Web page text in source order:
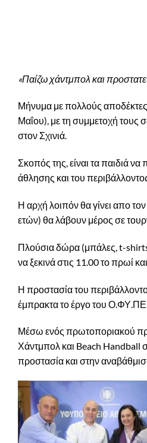
«Παίζω χάντμπολ και
Μήνυμα με πολλούς αποδέκτες
Μαΐου), με τη συμμετοχή τους
στον Σχινιά.
Σκοπός της, είναι τα παιδιά
άθλησης και του
Η αρχή λοιπόν θα γίνει απο
ετών) θα λάβουν μέρος σε
Πλούσια δώρα (μπάλες, t-shirts
να ξεκινά στις 11.00 το πρωί
Η προστασία του
έμπρακτα το έργο του
Μέσω ενός πρωτοποριακού
Χάντμπολ και Beach Handball
προστασία και στην